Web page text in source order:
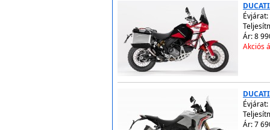
Évjárat:
Ár: 8
Akciós
Évjárat:
Ár: 7